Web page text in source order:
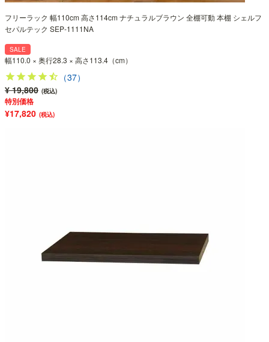
フリーラック 幅110cm 高さ114cm ナチュラルブラウン 全棚可動 本棚 シェルフ
セパルテック SEP-1111NA
SALE
幅110.0 × 奥行28.3 × 高さ113.4（cm）
（37）
¥ 19,800 (税込)
特別価格
¥17,820 (税込)